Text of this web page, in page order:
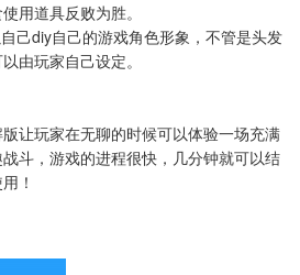
用道具反败为胜。
diy自己的游戏角色形象，不管是头发
由玩家自己设定。
玩家在无聊的时候可以体验一场充满
斗，游戏的进程很快，几分钟就可以结
！